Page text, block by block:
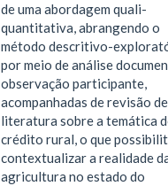
de uma abordagem quali-
quantitativa, abrangendo o
método descritivo-
por meio de análise
observação participante,
acompanhadas de revisão de
literatura sobre a temática
crédito rural, o que
contextualizar a realidade
agricultura no estado do